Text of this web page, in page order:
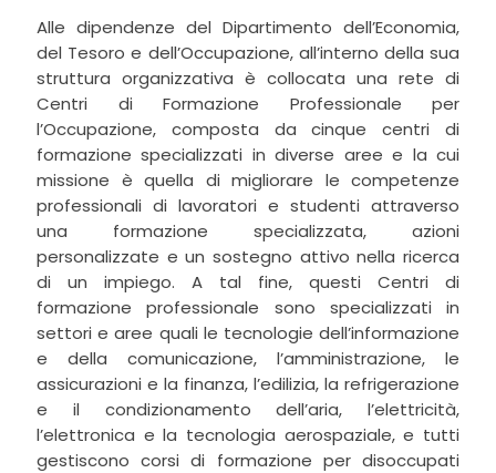
Alle dipendenze del Dipartimento dell’Economia,
del Tesoro e dell’Occupazione, all’interno della sua
struttura organizzativa è collocata una rete di
Centri di Formazione Professionale per
l’Occupazione, composta da cinque centri di
formazione specializzati in diverse aree e la cui
missione è quella di migliorare le competenze
professionali di lavoratori e studenti attraverso
una formazione specializzata, azioni
personalizzate e un sostegno attivo nella ricerca
di un impiego. A tal fine, questi Centri di
formazione professionale sono specializzati in
settori e aree quali le tecnologie dell’informazione
e della comunicazione, l’amministrazione, le
assicurazioni e la finanza, l’edilizia, la refrigerazione
e il condizionamento dell’aria, l’elettricità,
l’elettronica e la tecnologia aerospaziale, e tutti
gestiscono corsi di formazione per disoccupati